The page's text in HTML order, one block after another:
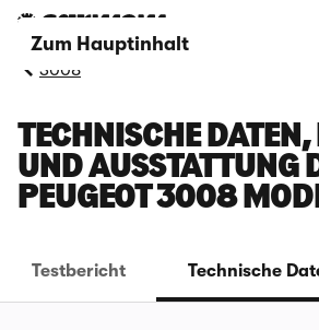
Zum Hauptinhalt
3008
TECHNISCHE DATEN,
ND AUSSTATTUNG
EUGEOT 3008
Testbericht Technische